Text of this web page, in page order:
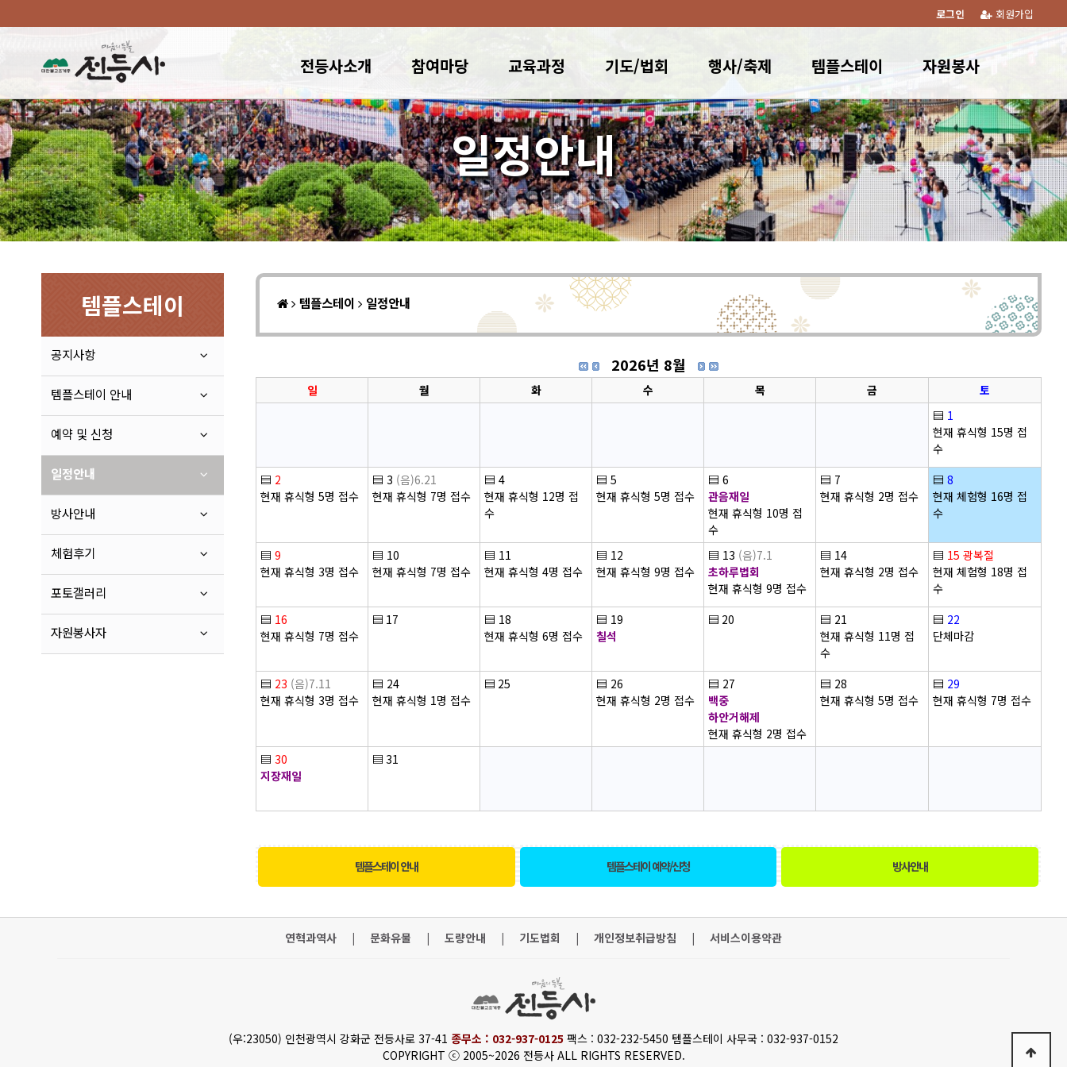
회원가입
로그인
전등사소개 참여마당 교육과정 기도/법회 행사/축제 템플스테이 자원봉사
일정안내
템플스테이
공지사항
템플스테이 안내
예약 및 신청
일정안내
방사안내
체험후기
포토갤러리
자원봉사자
템플스테이 일정안내
2026년 8월
일 월 화 수 목 금
토
▤ 1
현재 휴식형 15명 접
수
▤ 2
현재 휴식형 5명 접수
▤ 3 (음)6.21
현재 휴식형 7명 접수
▤ 4
현재 휴식형 12명 접
수
▤ 5
현재 휴식형 5명 접수
▤ 6
관음재일
현재 휴식형 10명 접
수
▤ 7
현재 휴식형 2명 접수
▤ 8
현재 체험형 16명 접
수
▤ 9
현재 휴식형 3명 접수
▤ 10
현재 휴식형 7명 접수
▤ 11
현재 휴식형 4명 접수
▤ 12
현재 휴식형 9명 접수
▤ 13 (음)7.1
초하루법회
현재 휴식형 9명 접수
▤ 14
현재 휴식형 2명 접수
▤ 15 광복절
현재 체험형 18명 접
수
▤ 16
현재 휴식형 7명 접수
▤ 17 ▤ 18
현재 휴식형 6명 접수
▤ 19
칠석
▤ 20 ▤ 21
현재 휴식형 11명 접
수
▤ 22
단체마감
▤ 23 (음)7.11
현재 휴식형 3명 접수
▤ 24
현재 휴식형 1명 접수
▤ 25 ▤ 26
현재 휴식형 2명 접수
▤ 27
백중
하안거해제
현재 휴식형 2명 접수
▤ 28
현재 휴식형 5명 접수
▤ 29
현재 휴식형 7명 접수
▤ 30
지장재일
▤ 31
템플스테이 안내 템플스테이 예약/신청 방사안내
연혁과역사 | 문화유물 | 도량안내 | 기도법회 | 개인정보취급방침 | 서비스이용약관
(우:23050) 인천광역시 강화군 전등사로 37-41 종무소 : 032-937-0125 팩스 : 032-232-5450 템플스테이 사무국 : 032-937-0152
COPYRIGHT ⓒ 2005~2026 전등사 ALL RIGHTS RESERVED.